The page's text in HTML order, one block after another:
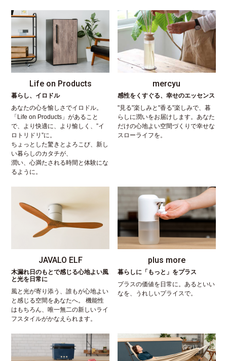
Life on Products
暮らし、イロドル
あなたの心を愉しさでイロドル。
「Life on Products」があること
で、より快適に、より愉しく、”イ
ロトリドリ”に。
ちょっとした驚きとよろこび、新し
い暮らしのカタチが、
潤い、心満たされる時間と体験にな
るように。
mercyu
感性をくすぐる、幸せのエッセンス
"見る"楽しみと"香る"楽しみで、暮
らしに潤いをお届けします。あなた
だけの心地よい空間づくりで幸せな
スローライフを。
JAVALO ELF
木漏れ日のもとで感じる心地よい風
と光を日常に
風と光が寄り添う、誰もが心地よい
と感じる空間をあなたへ。 機能性
はもちろん、唯一無二の新しいライ
フスタイルがかなえられます。
plus more
暮らしに「もっと」をプラス
プラスの価値を日常に。あるといい
なを、うれしいプライスで。